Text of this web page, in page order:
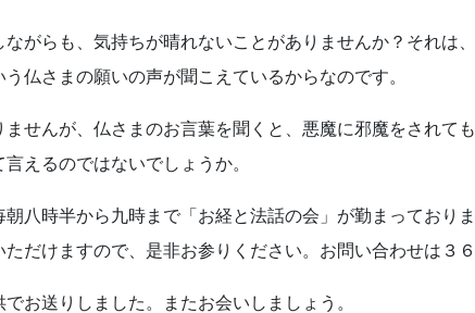
ながらも、気持ちが晴れないことがありませんか？それは
仏さまの願いの声が聞こえているからなのです。
せんが、仏さまのお言葉を聞くと、悪魔に邪魔をされて
えるのではないでしょうか。
八時半から九時まで「お経と法話の会」が勤まっており
だけますので、是非お参りください。お問い合わせは３６
お送りしました。またお会いしましょう。